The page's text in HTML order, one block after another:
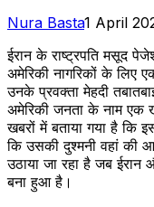
Nura Basta1 April
ईरान के राष्ट्रपति मसूद
अमेरिकी नागरिकों के लिए
उनके प्रवक्ता मेहदी
अमेरिकी जनता के नाम एक
खबरों में बताया गया है कि
कि उसकी दुश्मनी वहां
उठाया जा रहा है जब ईरान
बना हुआ है।